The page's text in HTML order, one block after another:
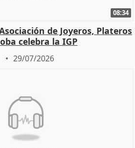
08:34
de Joyeros, Plateros
celebra la IGP
29/07/2026